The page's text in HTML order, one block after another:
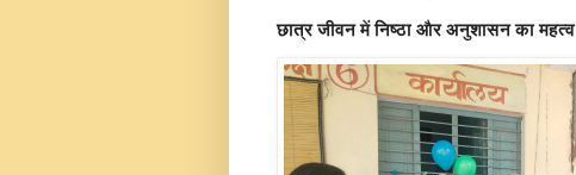
छात्र जीवन में निष्ठा और अनुशासन का महत्व